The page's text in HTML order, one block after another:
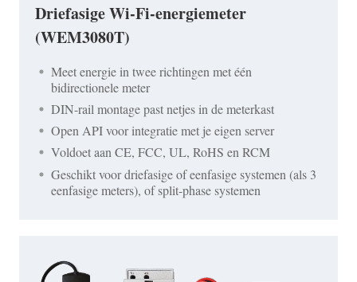
Driefasige Wi-Fi-energiemeter
(WEM3080T)
Meet energie in twee richtingen met één
bidirectionele meter
DIN-rail montage past netjes in de meterkast
Open API voor integratie met je eigen server
Voldoet aan CE, FCC, UL, RoHS en RCM
Geschikt voor driefasige of eenfasige systemen (als 3
eenfasige meters), of split-phase systemen